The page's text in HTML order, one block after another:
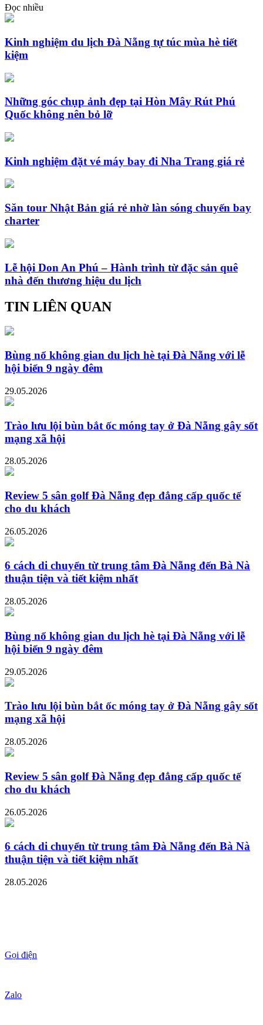
Đọc nhiều
Kinh nghiệm du lịch Đà Nẵng tự túc mùa hè tiết
kiệm
Những góc chụp ảnh đẹp tại Hòn Mây Rút Phú
Quốc không nên bỏ lỡ
Kinh nghiệm đặt vé máy bay đi Nha Trang giá rẻ
Săn tour Nhật Bản giá rẻ nhờ làn sóng chuyến bay
charter
Lễ hội Don An Phú – Hành trình từ đặc sản quê
nhà đến thương hiệu du lịch
TIN LIÊN QUAN
Bùng nổ không gian du lịch hè tại Đà Nẵng với lễ
hội biển 9 ngày đêm
29.05.2026
Trào lưu lội bùn bắt ốc móng tay ở Đà Nẵng gây sốt
mạng xã hội
28.05.2026
Review 5 sân golf Đà Nẵng đẹp đẳng cấp quốc tế
cho du khách
26.05.2026
6 cách di chuyển từ trung tâm Đà Nẵng đến Bà Nà
thuận tiện và tiết kiệm nhất
28.05.2026
Bùng nổ không gian du lịch hè tại Đà Nẵng với lễ
hội biển 9 ngày đêm
29.05.2026
Trào lưu lội bùn bắt ốc móng tay ở Đà Nẵng gây sốt
mạng xã hội
28.05.2026
Review 5 sân golf Đà Nẵng đẹp đẳng cấp quốc tế
cho du khách
26.05.2026
6 cách di chuyển từ trung tâm Đà Nẵng đến Bà Nà
thuận tiện và tiết kiệm nhất
28.05.2026
Gọi điện
Zalo